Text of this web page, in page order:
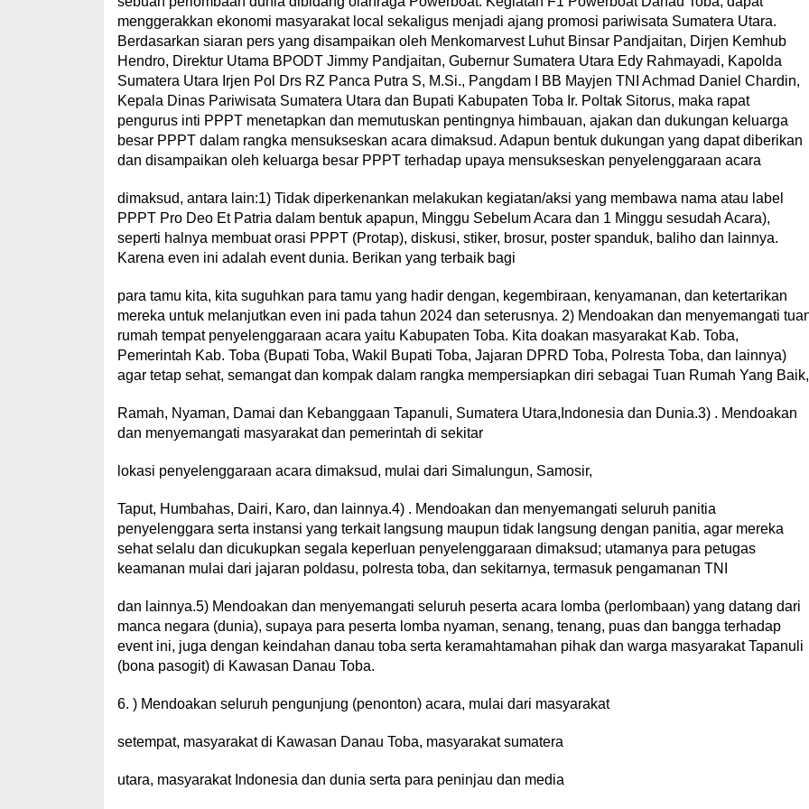
menggerakkan ekonomi masyarakat local sekaligus menjadi ajang promosi pariwisata Sumatera Utara.
Berdasarkan siaran pers yang disampaikan oleh Menkomarvest Luhut Binsar Pandjaitan, Dirjen Kemhub
Hendro, Direktur Utama BPODT Jimmy Pandjaitan, Gubernur Sumatera Utara Edy Rahmayadi, Kapolda
Sumatera Utara Irjen Pol Drs RZ Panca Putra S, M.Si., Pangdam I BB Mayjen TNI Achmad Daniel Chardin,
Kepala Dinas Pariwisata Sumatera Utara dan Bupati Kabupaten Toba Ir. Poltak Sitorus, maka rapat
pengurus inti PPPT menetapkan dan memutuskan pentingnya himbauan, ajakan dan dukungan keluarga
besar PPPT dalam rangka mensukseskan acara dimaksud. Adapun bentuk dukungan yang dapat diberikan
dan disampaikan oleh keluarga besar PPPT terhadap upaya mensukseskan penyelenggaraan acara
dimaksud, antara lain:1) Tidak diperkenankan melakukan kegiatan/aksi yang membawa nama atau label
PPPT Pro Deo Et Patria dalam bentuk apapun, Minggu Sebelum Acara dan 1 Minggu sesudah Acara),
seperti halnya membuat orasi PPPT (Protap), diskusi, stiker, brosur, poster spanduk, baliho dan lainnya.
Karena even ini adalah event dunia. Berikan yang terbaik bagi
para tamu kita, kita suguhkan para tamu yang hadir dengan, kegembiraan, kenyamanan, dan ketertarikan
mereka untuk melanjutkan even ini pada tahun 2024 dan seterusnya. 2) Mendoakan dan menyemangati
rumah tempat penyelenggaraan acara yaitu Kabupaten Toba. Kita doakan masyarakat Kab. Toba,
Pemerintah Kab. Toba (Bupati Toba, Wakil Bupati Toba, Jajaran DPRD Toba, Polresta Toba, dan lainnya)
agar tetap sehat, semangat dan kompak dalam rangka mempersiapkan diri sebagai Tuan Rumah Yang Baik,
Ramah, Nyaman, Damai dan Kebanggaan Tapanuli, Sumatera Utara,Indonesia dan Dunia.3) . Mendoakan
dan menyemangati masyarakat dan pemerintah di sekitar
lokasi penyelenggaraan acara dimaksud, mulai dari Simalungun, Samosir,
Taput, Humbahas, Dairi, Karo, dan lainnya.4) . Mendoakan dan menyemangati seluruh panitia
penyelenggara serta instansi yang terkait langsung maupun tidak langsung dengan panitia, agar mereka
sehat selalu dan dicukupkan segala keperluan penyelenggaraan dimaksud; utamanya para petugas
keamanan mulai dari jajaran poldasu, polresta toba, dan sekitarnya, termasuk pengamanan TNI
dan lainnya.5) Mendoakan dan menyemangati seluruh peserta acara lomba (perlombaan) yang datang dari
manca negara (dunia), supaya para peserta lomba nyaman, senang, tenang, puas dan bangga terhadap
event ini, juga dengan keindahan danau toba serta keramahtamahan pihak dan warga masyarakat Tapanuli
(bona pasogit) di Kawasan Danau Toba.
6. ) Mendoakan seluruh pengunjung (penonton) acara, mulai dari masyarakat
setempat, masyarakat di Kawasan Danau Toba, masyarakat sumatera
utara, masyarakat Indonesia dan dunia serta para peninjau dan media